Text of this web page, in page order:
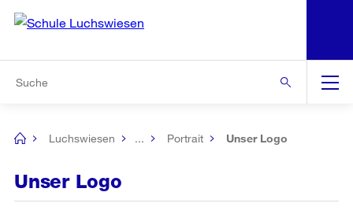
Navigation
[no
Luchswiesen ... Portrait Unser Logo
Unser Logo